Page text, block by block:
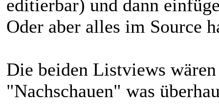
editierbar) und dann
Oder aber alles im Source
Die beiden Listviews
"Nachschauen" was